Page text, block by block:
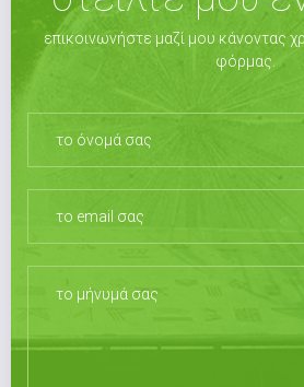
επικοινωνήστε μαζί μου κάνοντας
φόρμας.